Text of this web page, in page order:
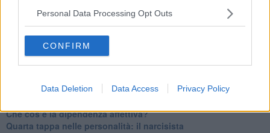
Personal Data Processing Opt Outs
CONFIRM
Data Deletion Data Access Privacy Policy
​Parole d’amore regalate al vento
​Essere genitori di un adolescente
​Saper pazientare
​Giornata del Fiocchetto Lilla
​Venerdì emozionalmente sostenibile
Contornati di persone che…
Che cos’è la dipendenza affettiva?
Quarta tappa nelle personalità: il narcisista